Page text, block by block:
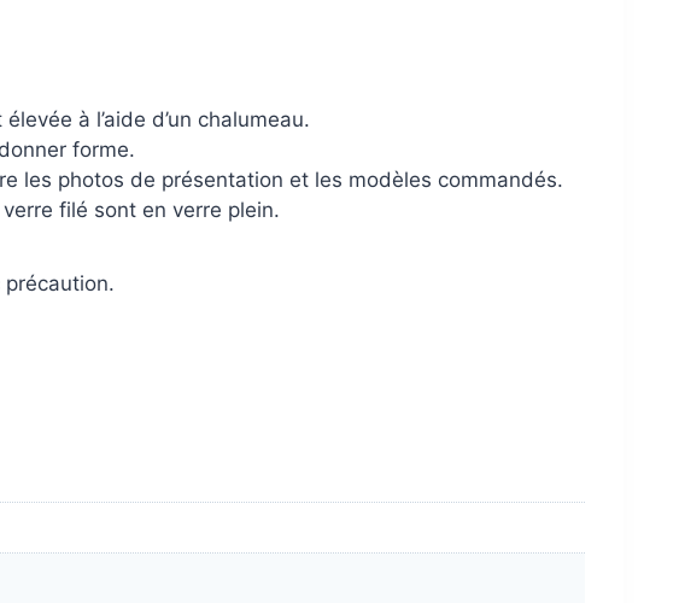
à l’aide d’un chalumeau.
forme.
les photos de présentation et les modèles commandés.
filé sont en verre plein.